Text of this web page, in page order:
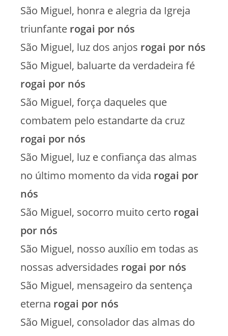
São Miguel, honra e alegria da Igreja
triunfante rogai por nós
São Miguel, luz dos anjos rogai por nós
São Miguel, baluarte da verdadeira fé
rogai por nós
São Miguel, força daqueles que
combatem pelo estandarte da cruz
rogai por nós
São Miguel, luz e confiança das almas
no último momento da vida rogai por
nós
São Miguel, socorro muito certo rogai
por nós
São Miguel, nosso auxílio em todas as
nossas adversidades rogai por nós
São Miguel, mensageiro da sentença
eterna rogai por nós
São Miguel, consolador das almas do